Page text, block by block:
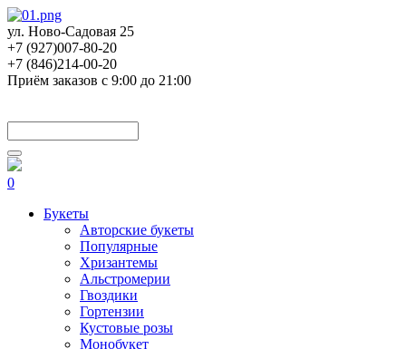
ул. Ново-Садовая 25
+7 (927)007-80-20
+7 (846)214-00-20
Приём заказов с 9:00 до 21:00
0
Букеты
Авторские букеты
Популярные
Хризантемы
Альстромерии
Гвоздики
Гортензии
Кустовые розы
Монобукет